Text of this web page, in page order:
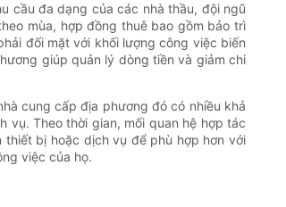
cầu đa dạng của các nhà thầu, đội ngũ
mùa, hợp đồng thuê bao gồm bảo trì
đối mặt với khối lượng công việc biến
giúp quản lý dòng tiền và giảm chi
cung cấp địa phương đó có nhiều khả
Theo thời gian, mối quan hệ hợp tác
bị hoặc dịch vụ để phù hợp hơn với
việc của họ.